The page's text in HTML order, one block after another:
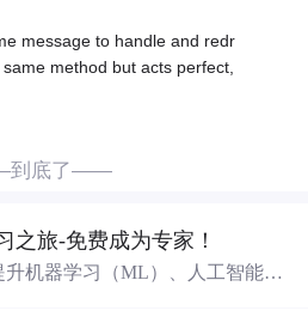
message to handle and redr
method but acts perfect,
底了——
之旅-免费成为专家！
升机器学习（ML）、人工智能